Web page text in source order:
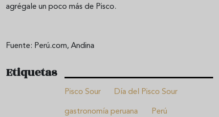
agrégale un poco más de Pisco.
Fuente: Perú.com, Andina
Etiquetas
Pisco Sour Día del Pisco Sour
gastronomía peruana Perú